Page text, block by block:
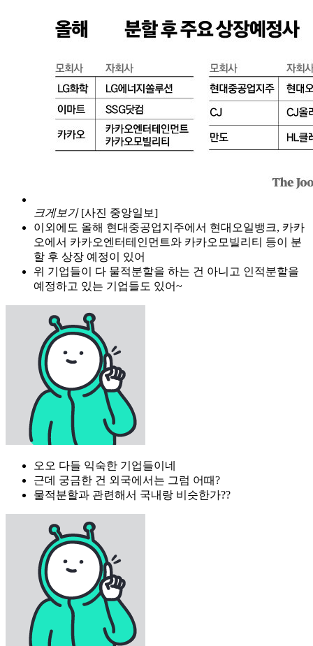
크게보기 [사진 중앙일보]
이외에도 올해 현대중공업지주에서 현대오일뱅크, 카카
오에서 카카오엔터테인먼트와 카카오모빌리티 등이 분
할 후 상장 예정이 있어
위 기업들이 다 물적분할을 하는 건 아니고 인적분할을
예정하고 있는 기업들도 있어~
오오 다들 익숙한 기업들이네
근데 궁금한 건 외국에서는 그럼 어때?
물적분할과 관련해서 국내랑 비슷한가??